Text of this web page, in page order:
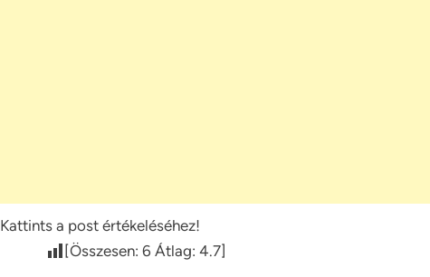
Kattints a post értékeléséhez!
[Összesen: 6 Átlag: 4.7]